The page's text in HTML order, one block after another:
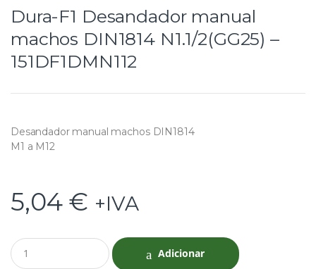
Dura-F1 Desandador manual
machos DIN1814 N1.1/2(GG25) –
151DF1DMN112
Desandador manual machos DIN1814
M1 a M12
5,04 € +IVA
Q
u
Adicionar